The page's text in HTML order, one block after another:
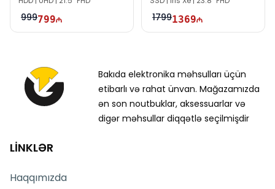
999799 17991369
Bakıda elektronika məhsulları üçün
etibarlı və rahat ünvan. Mağazamızda
ən son noutbuklar, aksessuarlar və
digər məhsullar diqqətlə seçilmişdir
LİNKLƏR
Haqqımızda